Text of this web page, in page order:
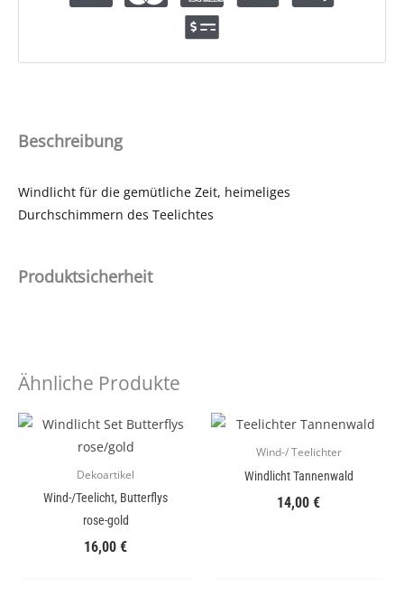
Beschreibung
Windlicht für die gemütliche Zeit, heimeliges
Durchschimmern des Teelichtes
Produktsicherheit
Ähnliche Produkte
Dekoartikel
Wind-/Teelicht, Butterflys
rose-gold
16,00 €
Wind-/ Teelichter
Windlicht Tannenwald
14,00 €